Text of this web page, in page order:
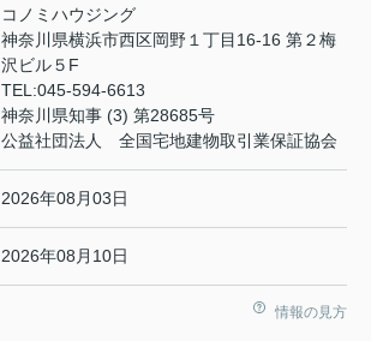
コノミハウジング
神奈川県横浜市西区岡野１丁目16-16 第２梅
沢ビル５F
TEL:045-594-6613
神奈川県知事 (3) 第28685号
公益社団法人 全国宅地建物取引業保証協会
2026年08月03日
2026年08月10日
情報の見方